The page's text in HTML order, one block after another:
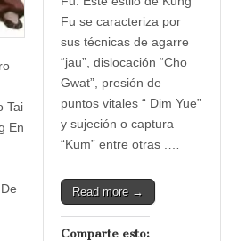
Tai
En
Fu se caracteriza por
sus técnicas de agarre
“jau”, dislocación “Cho
Gwat”, presión de
puntos vitales “ Dim Yue”
y sujeción o captura
“Kum” entre otras .…
Read more →
Comparte esto: